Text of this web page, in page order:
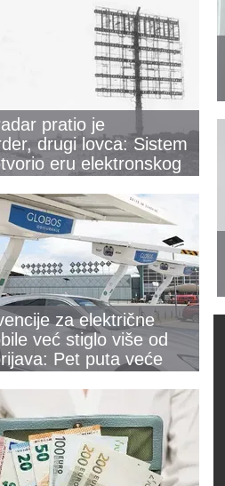
pratio je
drugi lovca: Sistem
eru elektronskog
za električne
već stiglo više od
Pet puta veće